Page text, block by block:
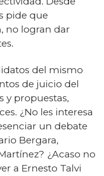
pide que
no logran dar
del mismo
de juicio del
y propuestas,
¿No les interesa
un debate
Bergara,
¿Acaso no
a Ernesto Talvi